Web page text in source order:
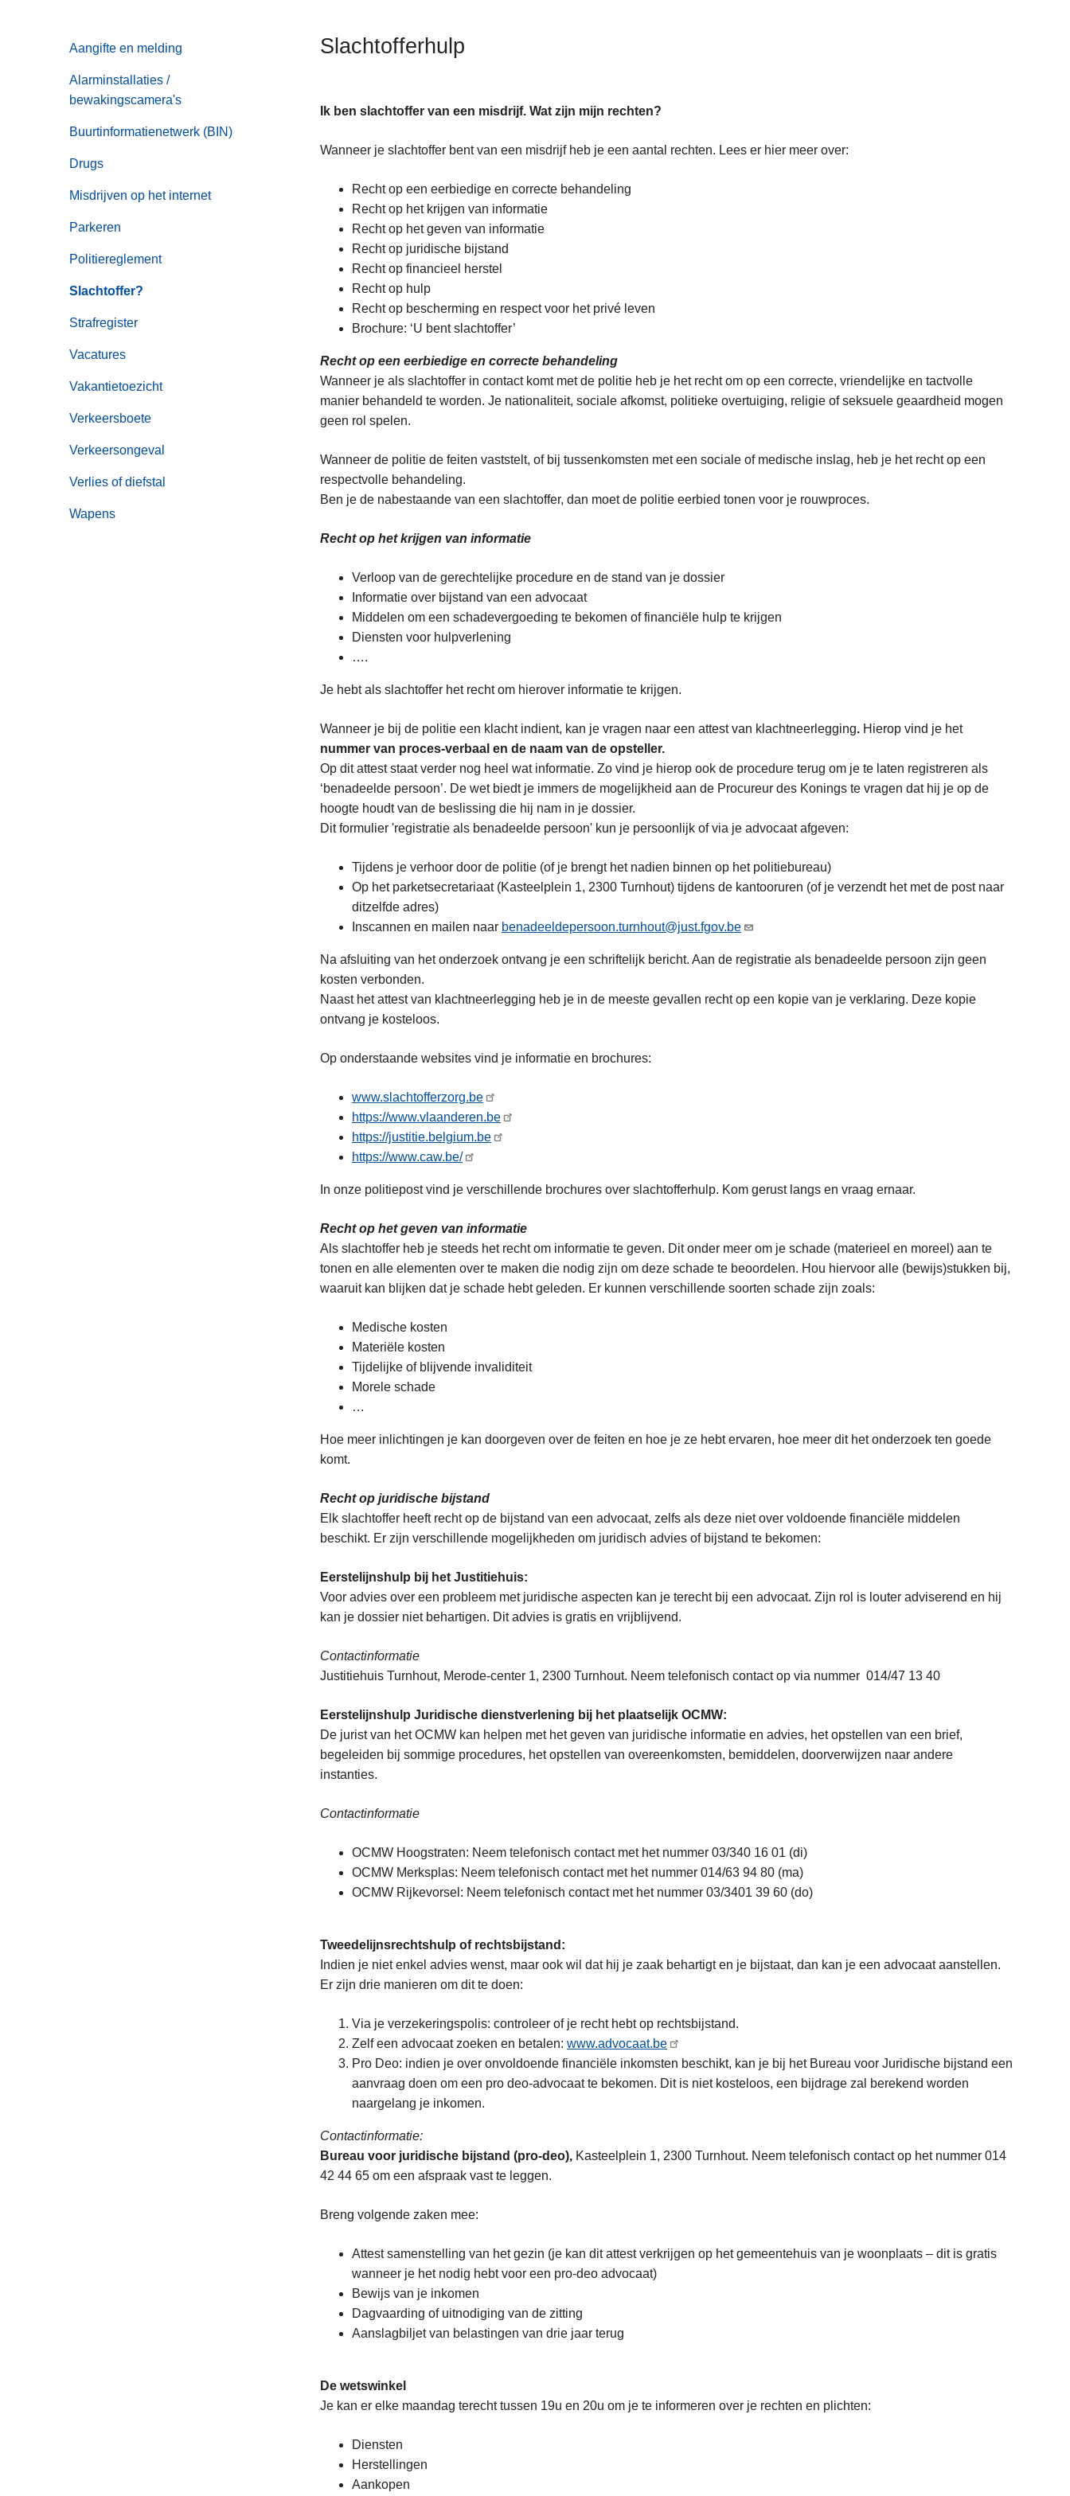
Aangifte en melding
Alarminstallaties /
bewakingscamera's
Buurtinformatienetwerk (BIN)
Drugs
Misdrijven op het internet
Parkeren
Politiereglement
Slachtoffer?
Strafregister
Vacatures
Vakantietoezicht
Verkeersboete
Verkeersongeval
Verlies of diefstal
Wapens
Slachtofferhulp
Ik ben slachtoffer van een misdrijf. Wat zijn mijn rechten?
Wanneer je slachtoffer bent van een misdrijf heb je een aantal rechten. Lees er hier meer over:
Recht op een eerbiedige en correcte behandeling
Recht op het krijgen van informatie
Recht op het geven van informatie
Recht op juridische bijstand
Recht op financieel herstel
Recht op hulp
Recht op bescherming en respect voor het privé leven
Brochure: ‘U bent slachtoffer’
Recht op een eerbiedige en correcte behandeling
Wanneer je als slachtoffer in contact komt met de politie heb je het recht om op een correcte, vriendelijke en tactvolle
manier behandeld te worden. Je nationaliteit, sociale afkomst, politieke overtuiging, religie of seksuele geaardheid mogen
geen rol spelen.
Wanneer de politie de feiten vaststelt, of bij tussenkomsten met een sociale of medische inslag, heb je het recht op een
respectvolle behandeling.
Ben je de nabestaande van een slachtoffer, dan moet de politie eerbied tonen voor je rouwproces.
Recht op het krijgen van informatie
Verloop van de gerechtelijke procedure en de stand van je dossier
Informatie over bijstand van een advocaat
Middelen om een schadevergoeding te bekomen of financiële hulp te krijgen
Diensten voor hulpverlening
….
Je hebt als slachtoffer het recht om hierover informatie te krijgen.
Wanneer je bij de politie een klacht indient, kan je vragen naar een attest van klachtneerlegging. Hierop vind je het
nummer van proces-verbaal en de naam van de opsteller.
Op dit attest staat verder nog heel wat informatie. Zo vind je hierop ook de procedure terug om je te laten registreren als
‘benadeelde persoon’. De wet biedt je immers de mogelijkheid aan de Procureur des Konings te vragen dat hij je op de
hoogte houdt van de beslissing die hij nam in je dossier.
Dit formulier 'registratie als benadeelde persoon' kun je persoonlijk of via je advocaat afgeven:
Tijdens je verhoor door de politie (of je brengt het nadien binnen op het politiebureau)
Op het parketsecretariaat (Kasteelplein 1, 2300 Turnhout) tijdens de kantooruren (of je verzendt het met de post naar
ditzelfde adres)
Inscannen en mailen naar benadeeldepersoon.turnhout@just.fgov.be
Na afsluiting van het onderzoek ontvang je een schriftelijk bericht. Aan de registratie als benadeelde persoon zijn geen
kosten verbonden.
Naast het attest van klachtneerlegging heb je in de meeste gevallen recht op een kopie van je verklaring. Deze kopie
ontvang je kosteloos.
Op onderstaande websites vind je informatie en brochures:
www.slachtofferzorg.be
https://www.vlaanderen.be
https://justitie.belgium.be
https://www.caw.be/
In onze politiepost vind je verschillende brochures over slachtofferhulp. Kom gerust langs en vraag ernaar.
Recht op het geven van informatie
Als slachtoffer heb je steeds het recht om informatie te geven. Dit onder meer om je schade (materieel en moreel) aan te
tonen en alle elementen over te maken die nodig zijn om deze schade te beoordelen. Hou hiervoor alle (bewijs)stukken bij,
waaruit kan blijken dat je schade hebt geleden. Er kunnen verschillende soorten schade zijn zoals:
Medische kosten
Materiële kosten
Tijdelijke of blijvende invaliditeit
Morele schade
…
Hoe meer inlichtingen je kan doorgeven over de feiten en hoe je ze hebt ervaren, hoe meer dit het onderzoek ten goede
komt.
Recht op juridische bijstand
Elk slachtoffer heeft recht op de bijstand van een advocaat, zelfs als deze niet over voldoende financiële middelen
beschikt. Er zijn verschillende mogelijkheden om juridisch advies of bijstand te bekomen:
Eerstelijnshulp bij het Justitiehuis:
Voor advies over een probleem met juridische aspecten kan je terecht bij een advocaat. Zijn rol is louter adviserend en hij
kan je dossier niet behartigen. Dit advies is gratis en vrijblijvend.
Contactinformatie
Justitiehuis Turnhout, Merode-center 1, 2300 Turnhout. Neem telefonisch contact op via nummer 014/47 13 40
Eerstelijnshulp Juridische dienstverlening bij het plaatselijk OCMW:
De jurist van het OCMW kan helpen met het geven van juridische informatie en advies, het opstellen van een brief,
begeleiden bij sommige procedures, het opstellen van overeenkomsten, bemiddelen, doorverwijzen naar andere
instanties.
Contactinformatie
OCMW Hoogstraten: Neem telefonisch contact met het nummer 03/340 16 01 (di)
OCMW Merksplas: Neem telefonisch contact met het nummer 014/63 94 80 (ma)
OCMW Rijkevorsel: Neem telefonisch contact met het nummer 03/3401 39 60 (do)
Tweedelijnsrechtshulp of rechtsbijstand:
Indien je niet enkel advies wenst, maar ook wil dat hij je zaak behartigt en je bijstaat, dan kan je een advocaat aanstellen.
Er zijn drie manieren om dit te doen:
Via je verzekeringspolis: controleer of je recht hebt op rechtsbijstand.
Zelf een advocaat zoeken en betalen: www.advocaat.be
Pro Deo: indien je over onvoldoende financiële inkomsten beschikt, kan je bij het Bureau voor Juridische bijstand een
aanvraag doen om een pro deo-advocaat te bekomen. Dit is niet kosteloos, een bijdrage zal berekend worden
naargelang je inkomen.
Contactinformatie:
Bureau voor juridische bijstand (pro-deo), Kasteelplein 1, 2300 Turnhout. Neem telefonisch contact op het nummer 014
42 44 65 om een afspraak vast te leggen.
Breng volgende zaken mee:
Attest samenstelling van het gezin (je kan dit attest verkrijgen op het gemeentehuis van je woonplaats – dit is gratis
wanneer je het nodig hebt voor een pro-deo advocaat)
Bewijs van je inkomen
Dagvaarding of uitnodiging van de zitting
Aanslagbiljet van belastingen van drie jaar terug
De wetswinkel
Je kan er elke maandag terecht tussen 19u en 20u om je te informeren over je rechten en plichten:
Diensten
Herstellingen
Aankopen